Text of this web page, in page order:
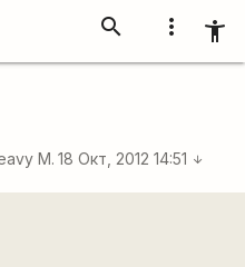
more_vert accessibility_new
search
M. 18 Окт, 2012 14:51 arrow_downward